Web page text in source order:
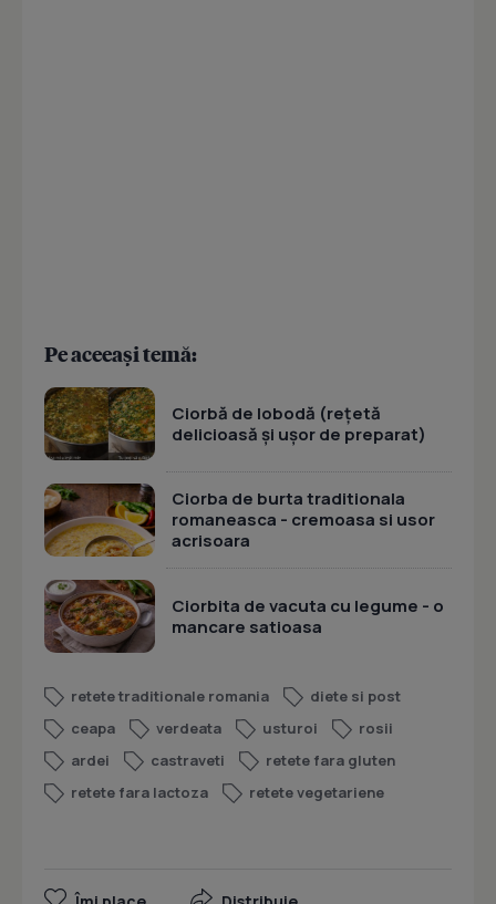
Pe aceeași temă:
Ciorbă de lobodă (rețetă
delicioasă și ușor de preparat)
Ciorba de burta traditionala
romaneasca - cremoasa si usor
acrisoara
Ciorbita de vacuta cu legume - o
mancare satioasa
retete traditionale romania
diete si post
ceapa
verdeata usturoi
rosii
ardei
castraveti
retete fara gluten
retete fara lactoza
retete vegetariene